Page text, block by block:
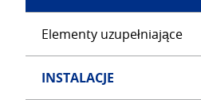
Elementy uzupełniające
INSTALACJE